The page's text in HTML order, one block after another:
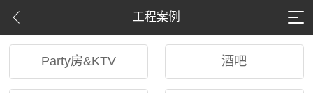
工程案例
Party房&KTV 酒吧